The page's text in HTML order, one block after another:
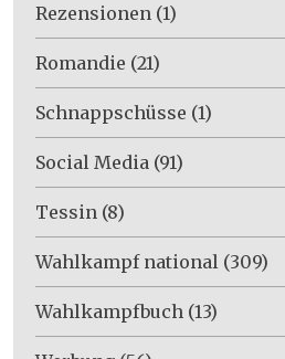
Rezensionen (1)
Romandie (21)
Schnappschüsse (1)
Social Media (91)
Tessin (8)
Wahlkampf national (309)
Wahlkampfbuch (13)